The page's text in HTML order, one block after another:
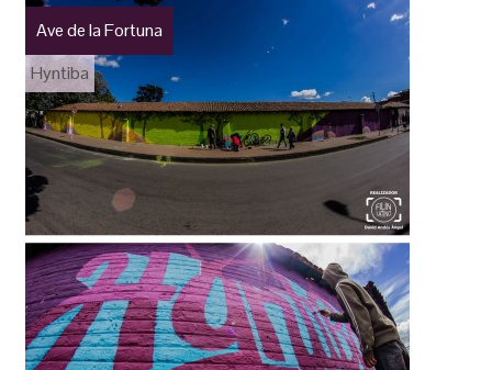
Ave de la Fortuna
Hyntiba